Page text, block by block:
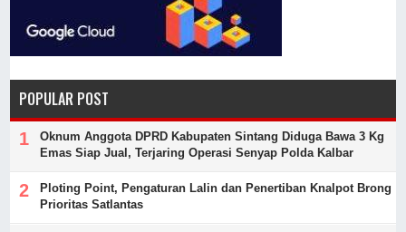
POPULAR POST
Oknum Anggota DPRD Kabupaten Sintang Diduga Bawa 3 Kg
Emas Siap Jual, Terjaring Operasi Senyap Polda Kalbar
Ploting Point, Pengaturan Lalin dan Penertiban Knalpot Brong
Prioritas Satlantas